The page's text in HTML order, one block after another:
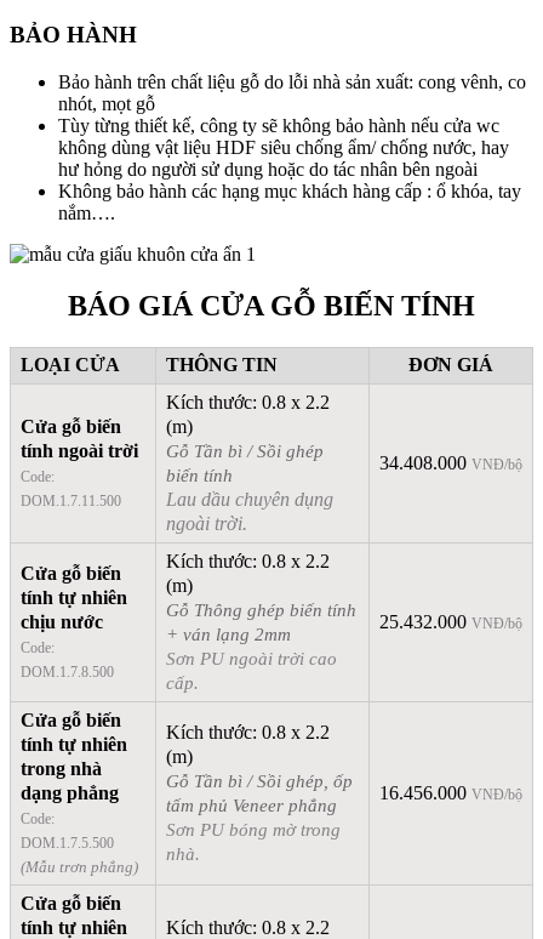
BẢO HÀNH
Bảo hành trên chất liệu gỗ do lỗi nhà sản xuất: cong vênh, co
nhót, mọt gỗ
Tùy từng thiết kế, công ty sẽ không bảo hành nếu cửa wc
không dùng vật liệu HDF siêu chống ẩm/ chống nước, hay
hư hỏng do người sử dụng hoặc do tác nhân bên ngoài
Không bảo hành các hạng mục khách hàng cấp : ổ khóa, tay
nắm….
BÁO GIÁ CỬA GỖ BIẾN TÍNH
LOẠI CỬA THÔNG TIN ĐƠN GIÁ
Cửa gỗ biến
tính ngoài trời
Code:
DOM.1.7.11.500
Kích thước: 0.8 x 2.2
(m)
Gỗ Tần bì / Sồi ghép
biến tính
Lau dầu chuyên dụng
ngoài trời.
34.408.000 VNĐ/bộ
Cửa gỗ biến
tính tự nhiên
chịu nước
Code:
DOM.1.7.8.500
Kích thước: 0.8 x 2.2
(m)
Gỗ Thông ghép biến tính
+ ván lạng 2mm
Sơn PU ngoài trời cao
cấp.
25.432.000 VNĐ/bộ
Cửa gỗ biến
tính tự nhiên
trong nhà
dạng phẳng
Code:
DOM.1.7.5.500
(Mẫu trơn phẳng)
Kích thước: 0.8 x 2.2
(m)
Gỗ Tần bì / Sồi ghép, ốp
tấm phủ Veneer phẳng
Sơn PU bóng mờ trong
nhà.
16.456.000 VNĐ/bộ
Cửa gỗ biến
tính tự nhiên
Kích thước: 0.8 x 2.2